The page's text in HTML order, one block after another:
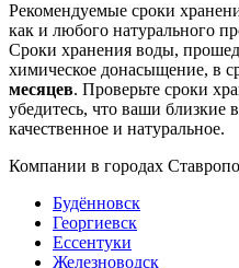
Рекомендуемые сроки
как и любого натурального
Сроки хранения воды,
химическое донасыщение, в
месяцев. Проверьте сроки
убедитесь, что ваши близкие
качественное и натуральное.
Компании в городах
Будённовск
Георгиевск
Ессентуки
Железноводск